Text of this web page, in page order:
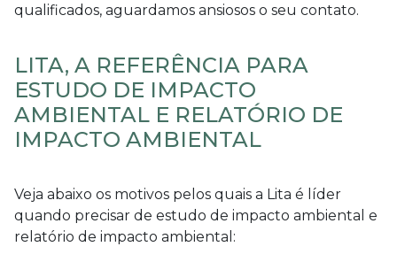
qualificados, aguardamos ansiosos o seu contato.
LITA, A REFERÊNCIA PARA
ESTUDO DE IMPACTO
AMBIENTAL E RELATÓRIO DE
IMPACTO AMBIENTAL
Veja abaixo os motivos pelos quais a Lita é líder
quando precisar de estudo de impacto ambiental e
relatório de impacto ambiental :